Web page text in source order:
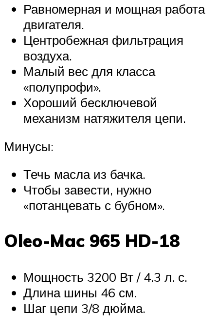
Равномерная и мощная работа
двигателя.
Центробежная фильтрация
воздуха.
Малый вес для класса
«полупрофи».
Хороший бесключевой
механизм натяжителя цепи.
Минусы:
Течь масла из бачка.
Чтобы завести, нужно
«потанцевать с бубном».
Oleo-Mac 965 HD-18
Мощность 3200 Вт / 4.3 л. с.
Длина шины 46 см.
Шаг цепи 3/8 дюйма.